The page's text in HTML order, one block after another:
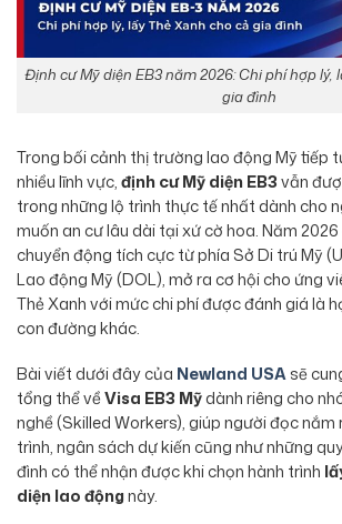
Định cư Mỹ diện EB3 năm 2026: Chi phí hợp lý,
gia đình
Trong bối cảnh thị trường lao động Mỹ tiếp
nhiều lĩnh vực,định cư Mỹ diện EB3vẫn
trong những lộ trình thực tế nhất dành cho
muốn an cư lâu dài tại xứ cờ hoa. Năm
chuyển động tích cực từ phía Sở Di trú Mỹ
Lao động Mỹ (DOL), mở ra cơ hội cho ứng
Thẻ Xanh với mức chi phí được đánh giá là
con đường khác.
Bài viết dưới đây của Newland USAsẽ
tổng thể vềVisa EB3 Mỹdành riêng cho
nghề (Skilled Workers), giúp người đọc nắm
trình, ngân sách dự kiến cũng như những
đình có thể nhận được khi chọn hành trình
diện lao độngnày.